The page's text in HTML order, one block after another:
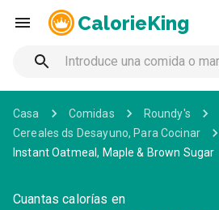
CalorieKing
Casa Comidas
Roundy's
Cereales ds Desayuno, Para Cocinar
Instant Oatmeal, Maple & Brown Sugar
Cuantas calorías en